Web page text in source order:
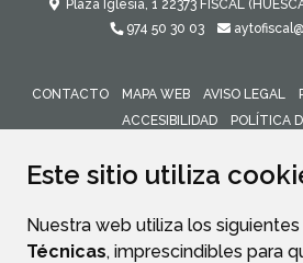
Este sitio utiliza
Nuestra web utiliza los
Técnicas, imprescindibles para
Plaza Iglesia, 1 22373 FISCAL
974 50 30 03
CONTACTO MAPA WEB AVISO LEGAL
ACCESIBILIDAD
POLÍTICA